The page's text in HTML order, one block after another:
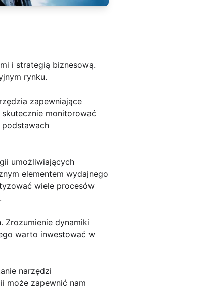
i strategią biznesową.
rynku.
zapewniające
monitorować
umożliwiających
elementem wydajnego
wiele procesów
Zrozumienie dynamiki
warto inwestować w
narzędzi
może zapewnić nam